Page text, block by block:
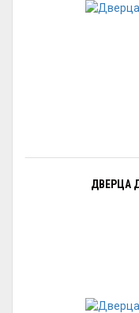
ДВЕРЦА